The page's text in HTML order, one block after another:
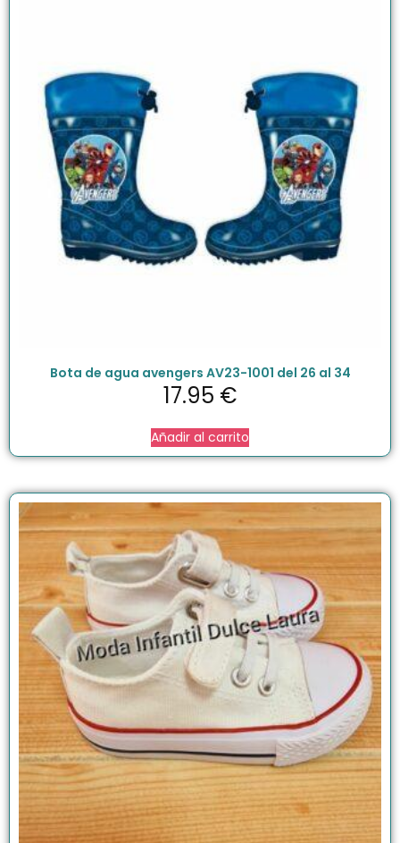
Bota de agua avengers AV23-1001 del 26 al 34
17.95 €
Añadir al carrito